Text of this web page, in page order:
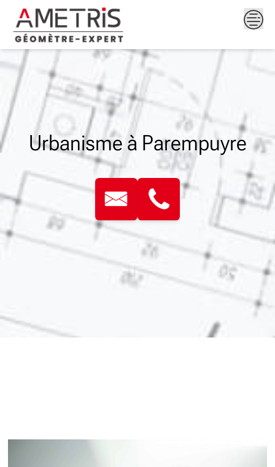
content
Urbanisme à Parempuyre